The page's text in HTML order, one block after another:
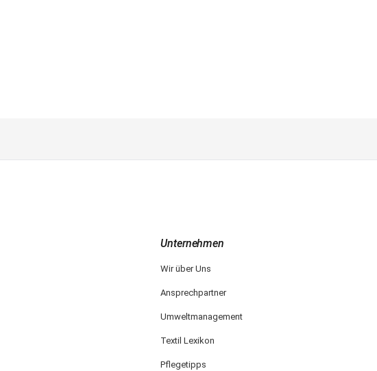
Unternehmen
Wir über Uns
Ansprechpartner
Umweltmanagement
Textil Lexikon
Pflegetipps